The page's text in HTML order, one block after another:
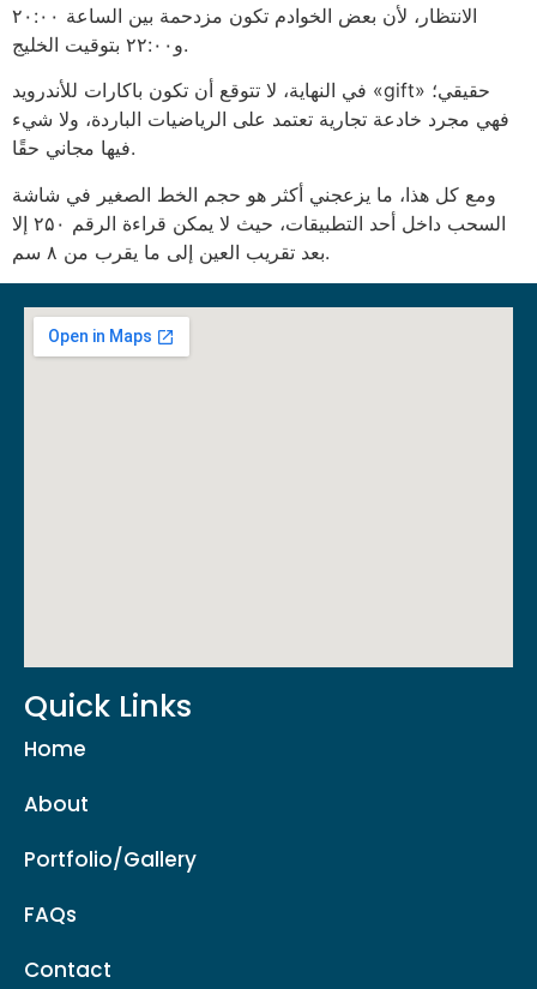
الانتظار، لأن بعض الخوادم تكون مزدحمة بين الساعة ۲۰:۰۰
و۲۲:۰۰ بتوقيت الخليج.
في النهاية، لا تتوقع أن تكون باكارات للأندرويد «gift» حقيقي؛
فهي مجرد خادعة تجارية تعتمد على الرياضيات الباردة، ولا شيء
فيها مجاني حقًا.
ومع كل هذا، ما يزعجني أكثر هو حجم الخط الصغير في شاشة
السحب داخل أحد التطبيقات، حيث لا يمكن قراءة الرقم ۲۵٠ إلا
بعد تقريب العين إلى ما يقرب من ۸ سم.
Quick Links
Home
About
Portfolio/Gallery
FAQs
Contact